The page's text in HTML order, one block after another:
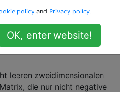
Versiondieser
leeren zweidimensionalen
die nur nicht negative
policy and Privacy policy.
OK, enter website!